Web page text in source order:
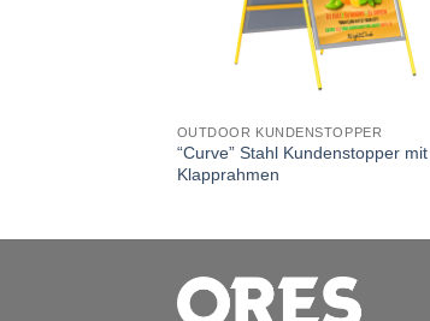
OUTDOOR KUNDENSTOPPER
“Curve” Stahl Kundenstopper mit
Klapprahmen